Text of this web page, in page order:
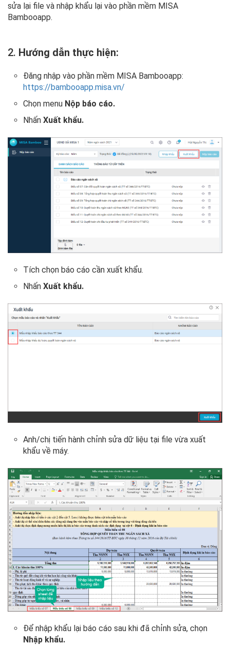
sửa lại file và nhập khẩu lại vào phần mềm MISA
Bambooapp.
2. Hướng dẫn thực hiện:
Đăng nhập vào phần mềm MISA Bambooapp:
https://bambooapp.misa.vn/
Chọn menu Nộp báo cáo.
Nhấn Xuất khẩu.
Tích chọn báo cáo cần xuất khẩu.
Nhấn Xuất khẩu.
Anh/chị tiến hành chỉnh sửa dữ liệu tại file vừa xuất
khẩu về máy.
Để nhập khẩu lại báo cáo sau khi đã chỉnh sửa, chọn
Nhập khẩu.